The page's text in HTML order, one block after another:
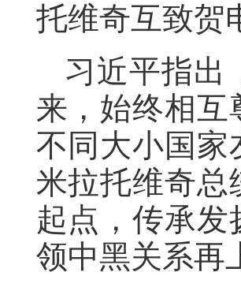
托维奇互致贺
习近平指出
来，始终相
不同大小国家
米拉托维奇总
起点，传承
领中黑关系再